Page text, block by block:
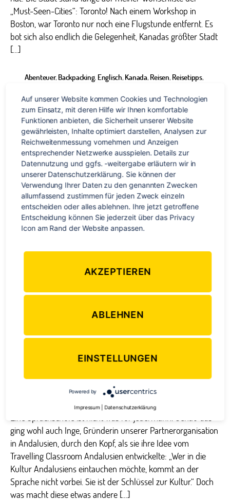
„Must-Seen-Cities“: Toronto! Nach einem Workshop in
Boston, war Toronto nur noch eine Flugstunde entfernt. Es
bot sich also endlich die Gelegenheit, Kanadas größter Stadt
[…]
Abenteuer, Backpacking, Englisch, Kanada, Reisen, Reisetipps,
TravelWorks loves Canada
Kategorien
EUROPA ÜBER TRAVELWORKS
Der Travelling Classroom zu
Gast in Münster!
Beitragsautor
Von Nils Gajewski Veröffentlichungsdatum
26. April 2017 Keine Kommentare
Eine Sprachschule ist nicht was für jedermann. Genau das
ging wohl auch Inge, Gründerin unserer Partnerorganisation
in Andalusien, durch den Kopf, als sie ihre Idee vom
Travelling Classroom Andalusien entwickelte: „Wer in die
Kultur Andalusiens eintauchen möchte, kommt an der
Sprache nicht vorbei. Sie ist der Schlüssel zur Kultur.“ Doch
was macht diese etwas andere […]
Auf unserer Website kommen Cookies und Technologien
zum Einsatz, mit deren Hilfe wir Ihnen komfortable
Funktionen anbieten, die Sicherheit unserer Website
gewährleisten, Inhalte optimiert darstellen, Analysen zur
Reichweitenmessung vornehmen und Anzeigen
entsprechender Netzwerke ausspielen. Details zur
Datennutzung und ggfs. -weitergabe erläutern wir in
unserer Datenschutzerklärung. Sie können der
Verwendung Ihrer Daten zu den genannten Zwecken
allumfassend zustimmen für jeden Zweck einzeln
entscheiden oder alles ablehnen. Ihre jetzt getroffene
Entscheidung können Sie jederzeit über das Privacy
Icon am Rand der Website anpassen.
AKZEPTIEREN
ABLEHNEN
EINSTELLUNGEN
Powered by
Impressum Datenschutzerklärung